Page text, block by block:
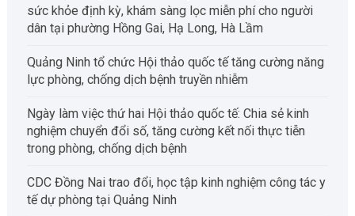
sức khỏe định kỳ, khám sàng lọc miễn phí cho người
dân tại phường Hồng Gai, Hạ Long, Hà Lầm
Quảng Ninh tổ chức Hội thảo quốc tế tăng cường năng
lực phòng, chống dịch bệnh truyền nhiễm
Ngày làm việc thứ hai Hội thảo quốc tế: Chia sẻ kinh
nghiệm chuyển đổi số, tăng cường kết nối thực tiễn
trong phòng, chống dịch bệnh
CDC Đồng Nai trao đổi, học tập kinh nghiệm công tác y
tế dự phòng tại Quảng Ninh